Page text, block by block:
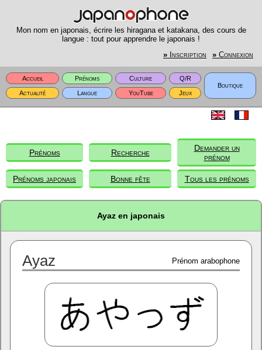
Mon nom en japonais, écrire les hiragana et katakana, des cours de
langue : tout pour apprendre le japonais !
» Inscription » Connexion
Accueil Prénoms Culture
Q/R
Boutique
Actualité
Langue YouTube Jeux
Prénoms Recherche
Demander un
prénom
Prénoms japonais Bonne fête Tous les prénoms
Ayaz en japonais
Ayaz Prénom arabophone